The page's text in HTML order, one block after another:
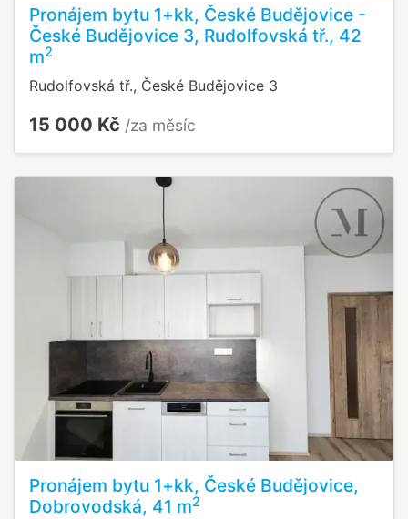
Pronájem bytu 1+kk, České Budějovice -
České Budějovice 3, Rudolfovská tř., 42
m2
Rudolfovská tř., České Budějovice 3
15 000 Kč /za měsíc
Pronájem bytu 1+kk, České Budějovice,
Dobrovodská, 41 m2